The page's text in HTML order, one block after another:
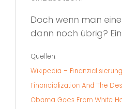
Doch wenn man
dann noch übrig?
Quellen:
Wikipedia – Finanzialisierung
Financialization And The
Obama Goes From White